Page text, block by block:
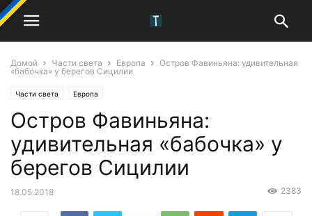
Домой Части света Европа
Остров Фавиньяна: удивительная
«бабочка» у берегов Сицилии
Части света Европа
Остров Фавиньяна:
удивительная «бабочка» у
берегов Сицилии
18.05.2018 2383